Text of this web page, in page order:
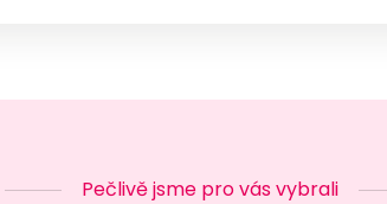
Pečlivě jsme pro vás vybrali